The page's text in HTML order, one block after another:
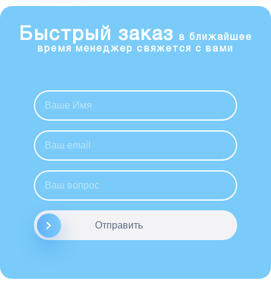
Быстрый заказ
в ближайшее
время менеджер свяжется с вами
Отправить